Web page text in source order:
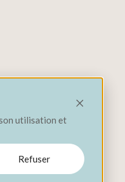
utilisation et
Refuser